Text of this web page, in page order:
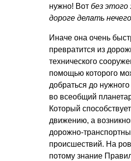
нужно! Вот без этого
дороге делать нечего
Иначе она очень
превратится из
технического
помощью которого
добраться до
во всеобщий
Который
движению, а
дорожно-
происшествий. На
потому знание